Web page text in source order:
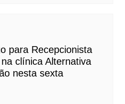
para Recepcionista
clínica Alternativa
nesta sexta